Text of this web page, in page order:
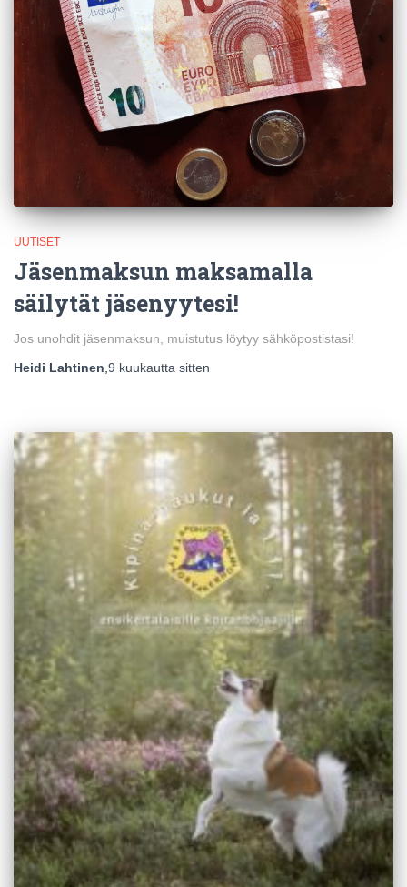
UUTISET
Jäsenmaksun maksamalla
säilytät jäsenyytesi!
Jos unohdit jäsenmaksun, muistutus löytyy sähköpostistasi!
Heidi Lahtinen 9 kuukautta sitten